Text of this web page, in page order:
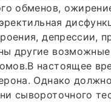
обменов,
депрессии,
другие
настоящее
Однако
сывороточного